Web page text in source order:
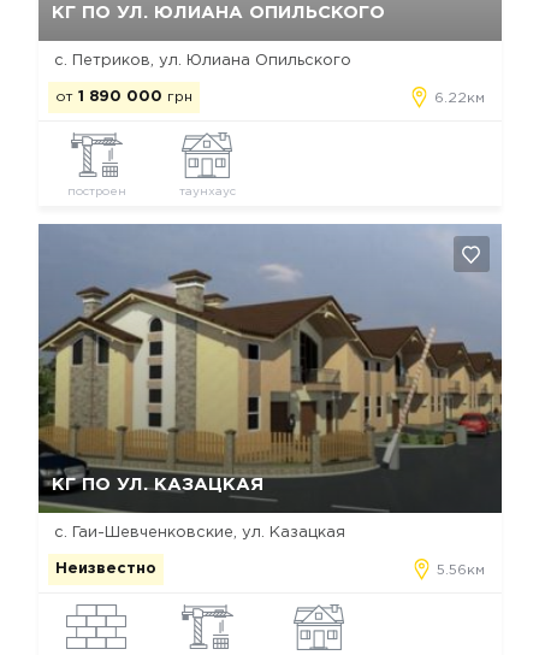
КГ ПО УЛ. ЮЛИАНА ОПИЛЬСКОГО
с. Петриков, ул. Юлиана Опильского
от 1 890 000 грн 6.22км
построен таунхаус
КГ ПО УЛ. КАЗАЦКАЯ
с. Гаи-Шевченковские, ул. Казацкая
Неизвестно 5.56км
Отмена